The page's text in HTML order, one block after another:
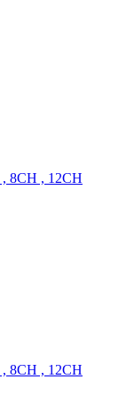
, 8CH , 12CH
, 8CH , 12CH